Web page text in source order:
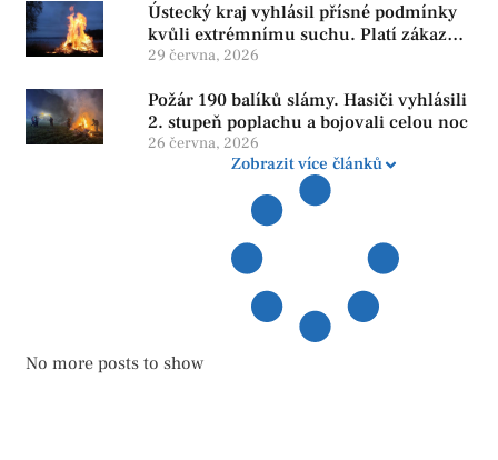
Ústecký kraj vyhlásil přísné podmínky
kvůli extrémnímu suchu. Platí zákaz
ohňů i pyrotechniky
29 června, 2026
Požár 190 balíků slámy. Hasiči vyhlásili
2. stupeň poplachu a bojovali celou noc
26 června, 2026
Zobrazit více článků
No more posts to show